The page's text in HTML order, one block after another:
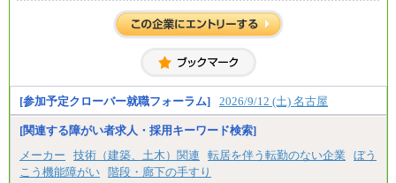
[参加予定クローバー就職フォーラム] 2026/9/12 (土) 名古屋
[関連する障がい者求人・採用キーワード検索]
メーカー
技術（建築、土木）関連 転居を伴う転勤のない企業
ぼう
こう機能障がい 階段・廊下の手すり